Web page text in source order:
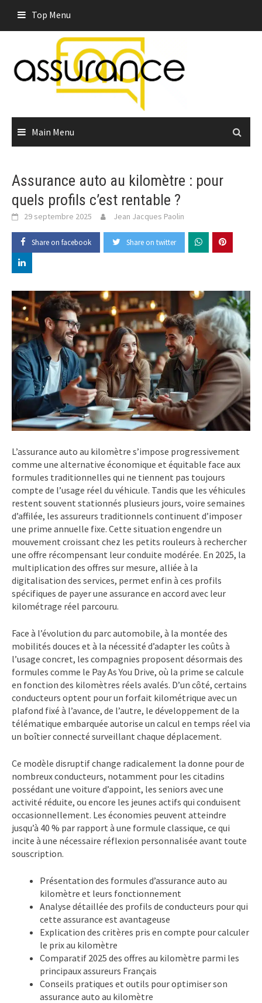
content
Top Menu
Main Menu
Assurance auto au kilomètre : pour
quels profils c’est rentable ?
29 septembre 2025 Jean Jacques Paolin
Share on facebook Share on twitter
L’assurance auto au kilomètre s’impose progressivement
comme une alternative économique et équitable face aux
formules traditionnelles qui ne tiennent pas toujours
compte de l’usage réel du véhicule. Tandis que les véhicules
restent souvent stationnés plusieurs jours, voire semaines
d’affilée, les assureurs traditionnels continuent d’imposer
une prime annuelle fixe. Cette situation engendre un
mouvement croissant chez les petits rouleurs à rechercher
une offre récompensant leur conduite modérée. En 2025, la
multiplication des offres sur mesure, alliée à la
digitalisation des services, permet enfin à ces profils
spécifiques de payer une assurance en accord avec leur
kilométrage réel parcouru.
Face à l’évolution du parc automobile, à la montée des
mobilités douces et à la nécessité d’adapter les coûts à
l’usage concret, les compagnies proposent désormais des
formules comme le Pay As You Drive, où la prime se calcule
en fonction des kilomètres réels avalés. D’un côté, certains
conducteurs optent pour un forfait kilométrique avec un
plafond fixé à l’avance, de l’autre, le développement de la
télématique embarquée autorise un calcul en temps réel via
un boîtier connecté surveillant chaque déplacement.
Ce modèle disruptif change radicalement la donne pour de
nombreux conducteurs, notamment pour les citadins
possédant une voiture d’appoint, les seniors avec une
activité réduite, ou encore les jeunes actifs qui conduisent
occasionnellement. Les économies peuvent atteindre
jusqu’à 40 % par rapport à une formule classique, ce qui
incite à une nécessaire réflexion personnalisée avant toute
souscription.
Présentation des formules d’assurance auto au
kilomètre et leurs fonctionnement
Analyse détaillée des profils de conducteurs pour qui
cette assurance est avantageuse
Explication des critères pris en compte pour calculer
le prix au kilomètre
Comparatif 2025 des offres au kilomètre parmi les
principaux assureurs Français
Conseils pratiques et outils pour optimiser son
assurance auto au kilomètre